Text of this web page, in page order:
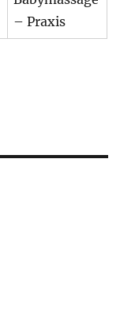
– Praxis